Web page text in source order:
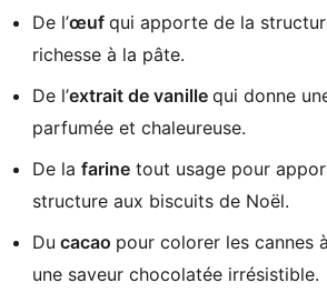
De l’œuf qui apporte de la
richesse à la pâte.
De l’extrait de vanille qui donne
parfumée et chaleureuse.
De la farine tout usage pour
structure aux biscuits de Noël.
Du cacao pour colorer les cannes
une saveur chocolatée irrésistible.